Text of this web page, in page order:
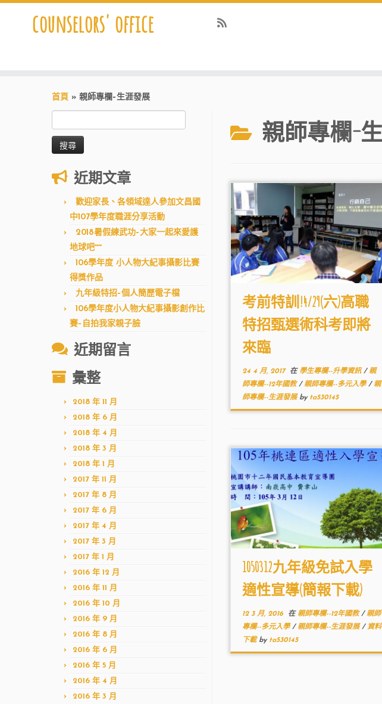
counselors' office
首頁 » 親師專欄–生涯發展
尋
關
鍵
近期文章
歡迎家長、各領域達人參加文昌國
中107學年度職涯分享活動
2018暑假練武功–大家一起來愛護
地球吧~~
106學年度 小人物大紀事攝影比賽
得獎作品
九年級特招–個人簡歷電子檔
106學年度小人物大紀事攝影創作比
賽–自拍我家親子臉
近期留言
彙整
2018 年 11 月
2018 年 6 月
2018 年 4 月
2018 年 3 月
2018 年 1 月
2017 年 11 月
2017 年 8 月
2017 年 6 月
2017 年 4 月
2017 年 3 月
2017 年 1 月
2016 年 12 月
2016 年 11 月
2016 年 10 月
2016 年 9 月
2016 年 8 月
2016 年 6 月
2016 年 5 月
2016 年 4 月
2016 年 3 月
親師專欄–
考前特訓!4/29(六)高職
特招甄選術科考即將
來臨
24 4 月, 2017在 學生專欄--升學資訊/親
師專欄--12年國教/親師專欄--多元入學/親
師專欄--生涯發展 by ta530145
1050312九年級免試入學
適性宣導(簡報下載)
12 3 月, 2016 在親師專欄--12年國教/親師
專欄--多元入學/親師專欄--生涯發展/資料
下載 by ta530145